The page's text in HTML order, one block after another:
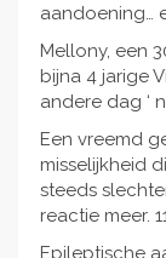
aandoening…
Mellony, een
bijna 4 jarige
andere dag ‘
Een vreemd
misselijkheid
steeds
reactie meer.
Epileptische